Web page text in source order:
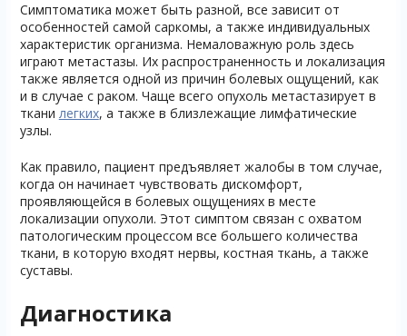
Симптоматика может быть разной, все зависит от
особенностей самой саркомы, а также индивидуальных
характеристик организма. Немаловажную роль здесь
играют метастазы. Их распространенность и локализация
также является одной из причин болевых ощущений, как
и в случае с раком. Чаще всего опухоль метастазирует в
ткани легких, а также в близлежащие лимфатические
узлы.
Как правило, пациент предъявляет жалобы в том случае,
когда он начинает чувствовать дискомфорт,
проявляющейся в болевых ощущениях в месте
локализации опухоли. Этот симптом связан с охватом
патологическим процессом все большего количества
ткани, в которую входят нервы, костная ткань, а также
суставы.
Диагностика